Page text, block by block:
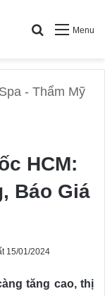
Menu
Search for
Spa - Thẩm Mỹ
HCM:
Báo Giá
15/01/2024
tăng cao, thị